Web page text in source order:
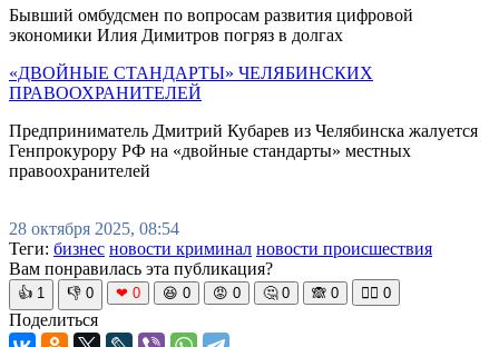
Бывший омбудсмен по вопросам развития цифровой
экономики Илия Димитров погряз в долгах
«ДВОЙНЫЕ СТАНДАРТЫ» ЧЕЛЯБИНСКИХ
ПРАВООХРАНИТЕЛЕЙ
Предприниматель Дмитрий Кубарев из Челябинска жалуется
Генпрокурору РФ на «двойные стандарты» местных
правоохранителей
28 октября 2025, 08:54
Теги: бизнес новости криминал новости происшествия
Вам понравилась эта публикация?
👍 1 👎 0 ❤ 0 😆 0 😡 0 🤔 0 🙈 0 🧘‍♀️ 0
Поделиться